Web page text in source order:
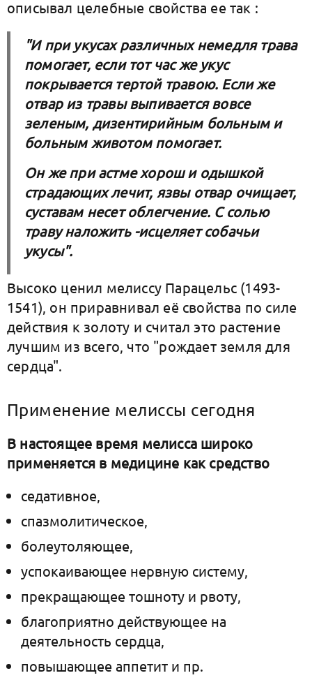
описывал целебные свойства ее так :
"И при укусах различных немедля трава
помогает, если тот час же укус
покрывается тертой травою. Если же
отвар из травы выпивается вовсе
зеленым, дизентирийным больным и
больным животом помогает.
Он же при астме хорош и одышкой
страдающих лечит, язвы отвар очищает,
суставам несет облегчение. С солью
траву наложить -исцеляет собачьи
укусы".
Высоко ценил мелиссу Парацельс (1493-
1541), он приравнивал её свойства по силе
действия к золоту и считал это растение
лучшим из всего, что "рождает земля для
сердца".
Применение мелиссы сегодня
В настоящее время мелисса широко
применяется в медицине как средство
седативное,
спазмолитическое,
болеутоляющее,
успокаивающее нервную систему,
прекращающее тошноту и рвоту,
благоприятно действующее на
деятельность сердца,
повышающее аппетит и пр.